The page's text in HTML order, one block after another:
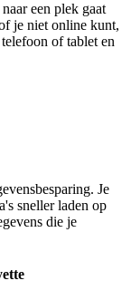
een plek gaat
je niet online kunt,
of tablet en
Je
sneller laden op
die je